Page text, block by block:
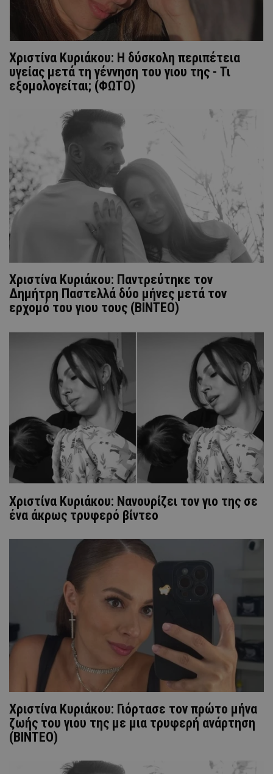
Χριστίνα Κυριάκου: Η δύσκολη περιπέτεια
υγείας μετά τη γέννηση του γιου της - Τι
εξομολογείται; (ΦΩΤΟ)
Χριστίνα Κυριάκου: Παντρεύτηκε τον
Δημήτρη Παστελλά δύο μήνες μετά τον
ερχομό του γιου τους (ΒΙΝΤΕΟ)
Χριστίνα Κυριάκου: Νανουρίζει τον γιο της σε
ένα άκρως τρυφερό βίντεο
Χριστίνα Κυριάκου: Γιόρτασε τον πρώτο μήνα
ζωής του γιου της με μια τρυφερή ανάρτηση
(ΒΙΝΤΕΟ)